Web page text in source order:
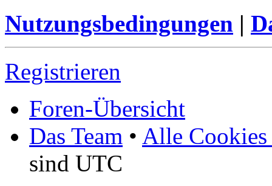
Nutzungsbedingungen |
Registrieren
Foren-Übersicht
Das Team • Alle Cookies
sind UTC